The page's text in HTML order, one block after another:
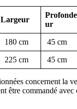
Largeur
Profonde
ur
180 cm 45 cm
225 cm 45 cm
concernent la
être commandé